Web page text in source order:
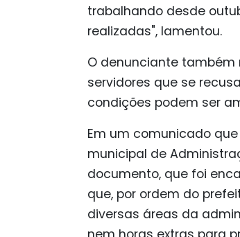
trabalhando desde
realizadas", lamentou.
O denunciante também
servidores que se
condições podem ser
Em um comunicado
municipal de
documento, que foi
que, por ordem do
diversas áreas da